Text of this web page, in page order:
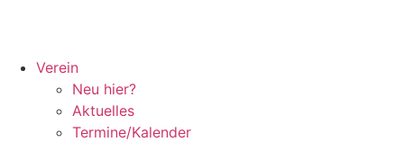
Verein
Neu hier?
Aktuelles
Termine/Kalender